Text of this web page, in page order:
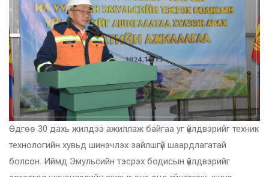
Өдгөө 30 дахь жилдээ ажиллаж байгаа уг үйлдвэрийг техник
технологийн хувьд шинэчлэх зайлшгүй шаардлагатай
болсон. Иймд Эмульсийн тэсрэх бодисын үйлдвэрийг